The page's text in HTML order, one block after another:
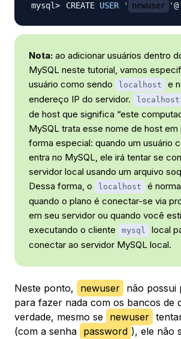
CREATE USER ' newuser '@
Nota: ao adicionar usuários dentro
MySQL neste tutorial, vamos
usuário como sendo
localhost
e
endereço IP do servidor.
localhost
de host que significa “este
MySQL trata esse nome de host em
forma especial: quando um usuário
entra no MySQL, ele irá tentar se
servidor local usando um arquivo
Dessa forma, o
localhost
é
quando o plano é conectar-se via
em seu servidor ou quando você
executando o cliente
mysql
local
conectar ao servidor MySQL local.
Neste ponto, newuser não possui
para fazer nada com os bancos de
verdade, mesmo se newuser
(com a senha password ), ele não